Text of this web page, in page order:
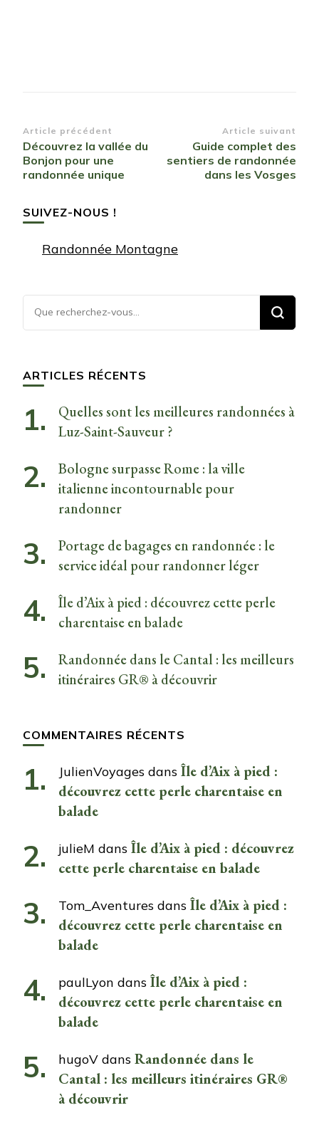
Navigation
d’article
Article précédent
Découvrez la vallée du
Bonjon pour une
randonnée unique
Article suivant
Guide complet des
sentiers de randonnée
dans les Vosges
SUIVEZ-NOUS !
Randonnée Montagne
Vous
recherchiez
ARTICLES RÉCENTS
Quelles sont les meilleures randonnées à
Luz-Saint-Sauveur ?
Bologne surpasse Rome : la ville
italienne incontournable pour
randonner
Portage de bagages en randonnée : le
service idéal pour randonner léger
Île d’Aix à pied : découvrez cette perle
charentaise en balade
Randonnée dans le Cantal : les meilleurs
itinéraires GR® à découvrir
COMMENTAIRES RÉCENTS
JulienVoyages dans Île d’Aix à pied :
découvrez cette perle charentaise en
balade
julieM dans Île d’Aix à pied : découvrez
cette perle charentaise en balade
Tom_Aventures dans Île d’Aix à pied :
découvrez cette perle charentaise en
balade
paulLyon dans Île d’Aix à pied :
découvrez cette perle charentaise en
balade
hugoV dans Randonnée dans le
Cantal : les meilleurs itinéraires GR®
à découvrir